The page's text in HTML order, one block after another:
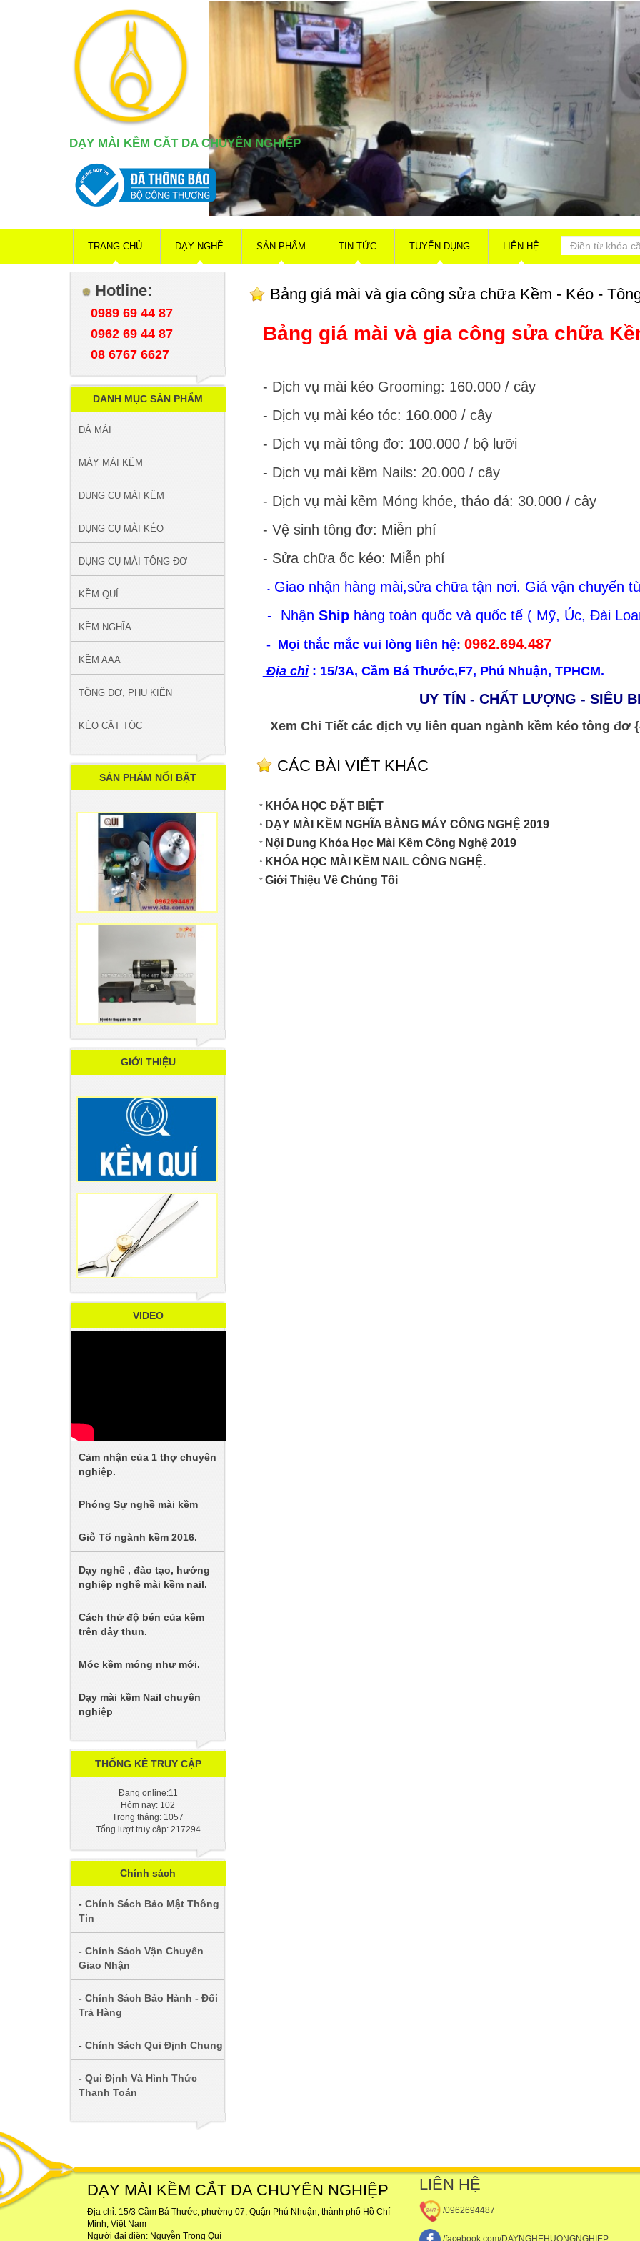
DẠY MÀI KỀM CẮT DA CHUYÊN NGHIỆP
TRANG CHỦ DẠY NGHỀ SẢN PHẨM TIN TỨC TUYỂN DỤNG LIÊN HỆ
Hotline:
0989 69 44 87
0962 69 44 87
08 6767 6627
DANH MỤC SẢN PHẨM
ĐÁ MÀI
MÁY MÀI KỀM
DỤNG CỤ MÀI KỀM
DỤNG CỤ MÀI KÉO
DỤNG CỤ MÀI TÔNG ĐƠ
KỀM QUÍ
KỀM NGHĨA
KỀM AAA
TÔNG ĐƠ, PHỤ KIỆN
KÉO CẮT TÓC
SẢN PHẨM NỔI BẬT
GIỚI THIỆU
VIDEO
Cảm nhận của 1 thợ chuyên
nghiệp.
Phóng Sự nghề mài kềm
Giỗ Tổ ngành kềm 2016.
Dạy nghề , đào tạo, hướng
nghiệp nghề mài kềm nail.
Cách thử độ bén của kềm
trên dây thun.
Móc kềm móng như mới.
Dạy mài kềm Nail chuyên
nghiệp
THỐNG KÊ TRUY CẬP
Đang online:11
Hôm nay: 102
Trong tháng: 1057
Tổng lượt truy cập: 217294
Chính sách
- Chính Sách Bảo Mật Thông
Tin
- Chính Sách Vận Chuyển
Giao Nhận
- Chính Sách Bảo Hành - Đổi
Trả Hàng
- Chính Sách Qui Định Chung
- Qui Định Và Hình Thức
Thanh Toán
Bảng giá mài và gia công sửa chữa Kềm - Kéo -
Bảng giá mài và gia công sửa chữa
- Dịch vụ mài kéo Grooming: 160.000 / cây
- Dịch vụ mài kéo tóc: 160.000 / cây
- Dịch vụ mài tông đơ: 100.000 / bộ lưỡi
- Dịch vụ mài kềm Nails: 20.000 / cây
- Dịch vụ mài kềm Móng khóe, tháo đá: 30.000 / cây
- Vệ sinh tông đơ: Miễn phí
- Sửa chữa ốc kéo: Miễn phí
- Giao nhận hàng mài,sửa chữa tận nơi. Giá vận chuyển
- Nhận Shiphàng toàn quốc và quốc tế ( Mỹ, Úc, Đài
- Mọi thắc mắc vui lòng liên hệ: 0962.694.487
Địa chỉ: 15/3A, Cầm Bá Thước,F7, Phú Nhuận, TPHCM.
UY TÍN - CHẤT LƯỢNG - SIÊU
Xem Chi Tiết các dịch vụ liên quan ngành kềm kéo tông đơ
CÁC BÀI VIẾT KHÁC
* KHÓA HỌC ĐẶT BIỆT
* DẠY MÀI KỀM NGHĨA BẰNG MÁY CÔNG NGHỆ 2019
* Nội Dung Khóa Học Mài Kềm Công Nghệ 2019
* KHÓA HỌC MÀI KỀM NAIL CÔNG NGHỆ.
* Giới Thiệu Về Chúng Tôi
DẠY MÀI KỀM CẮT DA CHUYÊN NGHIỆP
Địa chỉ: 15/3 Cầm Bá Thước, phường 07, Quận Phú Nhuận, thành phố Hồ Chí
Minh, Việt Nam
Người đại diện: Nguyễn Trọng Quí
LIÊN HỆ
/0962694487